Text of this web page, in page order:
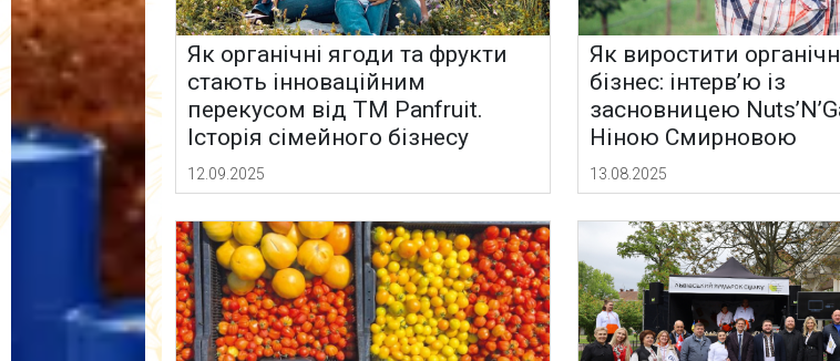
Як органічні ягоди та фрукти
стають інноваційним
перекусом від ТМ Panfruit.
Історія сімейного бізнесу
12.09.2025
Як виростити
бізнес: інтерв’ю із
засновницею
Ніною Смирновою
13.08.2025